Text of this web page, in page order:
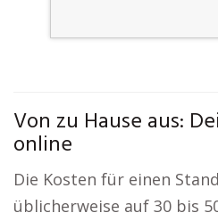
Von zu Hause aus:
online
Die Kosten für einen
üblicherweise auf 30 bis